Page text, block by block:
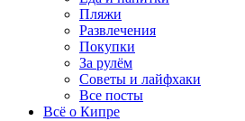
Пляжи
Развлечения
Покупки
За рулём
Советы и лайфхаки
Все посты
Всё о Кипре